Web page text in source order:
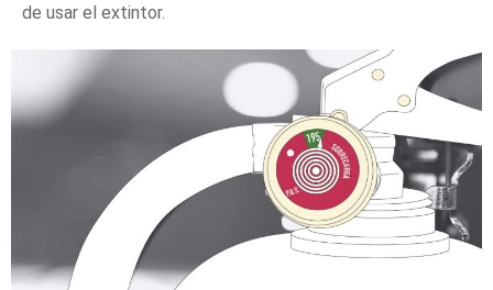
de usar el extintor.